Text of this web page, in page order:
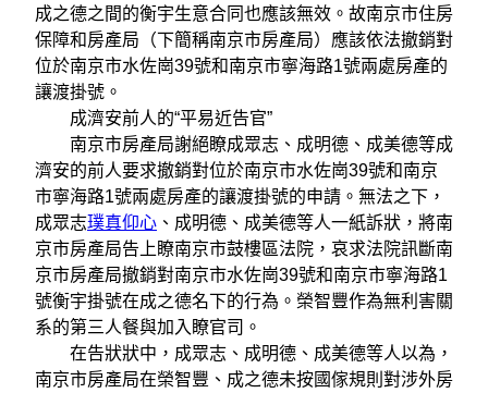
成之德之間的衡宇生意合同也應該無效。故南京市住房
保障和房產局（下簡稱南京市房產局）應該依法撤銷對
位於南京市水佐崗39號和南京市寧海路1號兩處房產的
讓渡掛號。
成濟安前人的“平易近告官”
南京市房產局謝絕瞭成眾志、成明德、成美德等成
濟安的前人要求撤銷對位於南京市水佐崗39號和南京
市寧海路1號兩處房產的讓渡掛號的申請。無法之下，
成眾志璞真仰心 、成明德、成美德等人一紙訴狀，將南
京市房產局告上瞭南京市鼓樓區法院，哀求法院訊斷南
京市房產局撤銷對南京市水佐崗39號和南京市寧海路1
號衡宇掛號在成之德名下的行為。榮智豐作為無利害關
系的第三人餐與加入瞭官司。
在告狀狀中，成眾志、成明德、成美德等人以為，
南京市房產局在榮智豐、成之德未按國傢規則對涉外房